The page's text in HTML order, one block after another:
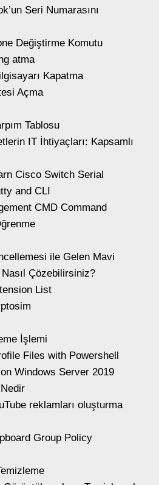
Seri Numarasını
Değiştirme Komutu
atma
Kapatma
Açma
Tablosu
IT İhtiyaçları: Kapsamlı
Cisco Switch Serial
and CLI
CMD Command
ile Gelen Mavi
Çözebilirsiniz?
List
İşlemi
Files with Powershell
Windows Server 2019
reklamları oluşturma
Group Policy